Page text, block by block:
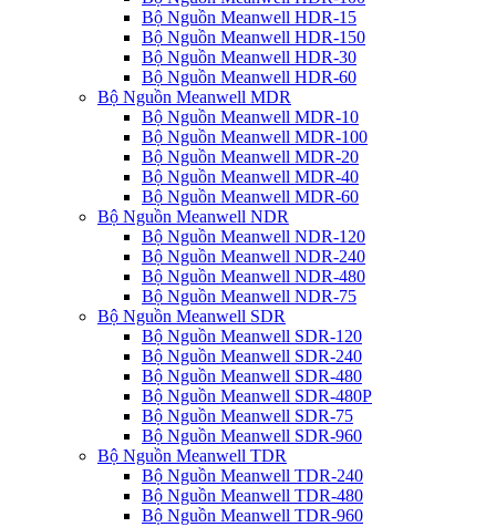
Bộ Nguồn Meanwell HDR-15
Bộ Nguồn Meanwell HDR-150
Bộ Nguồn Meanwell HDR-30
Bộ Nguồn Meanwell HDR-60
Bộ Nguồn Meanwell MDR
Bộ Nguồn Meanwell MDR-10
Bộ Nguồn Meanwell MDR-100
Bộ Nguồn Meanwell MDR-20
Bộ Nguồn Meanwell MDR-40
Bộ Nguồn Meanwell MDR-60
Bộ Nguồn Meanwell NDR
Bộ Nguồn Meanwell NDR-120
Bộ Nguồn Meanwell NDR-240
Bộ Nguồn Meanwell NDR-480
Bộ Nguồn Meanwell NDR-75
Bộ Nguồn Meanwell SDR
Bộ Nguồn Meanwell SDR-120
Bộ Nguồn Meanwell SDR-240
Bộ Nguồn Meanwell SDR-480
Bộ Nguồn Meanwell SDR-480P
Bộ Nguồn Meanwell SDR-75
Bộ Nguồn Meanwell SDR-960
Bộ Nguồn Meanwell TDR
Bộ Nguồn Meanwell TDR-240
Bộ Nguồn Meanwell TDR-480
Bộ Nguồn Meanwell TDR-960